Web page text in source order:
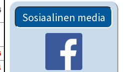
Sosiaalinen media